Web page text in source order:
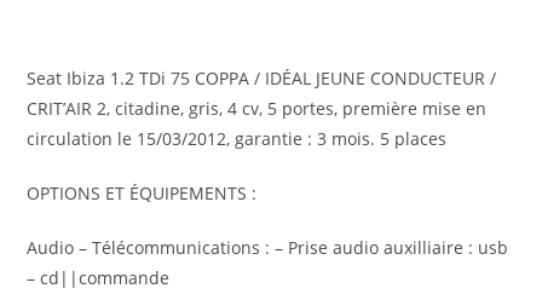
Seat Ibiza 1.2 TDi 75 COPPA / IDÉAL JEUNE CONDUCTEUR /
CRIT’AIR 2, citadine, gris, 4 cv, 5 portes, première mise en
circulation le 15/03/2012, garantie : 3 mois. 5 places
OPTIONS ET ÉQUIPEMENTS :
Audio – Télécommunications : – Prise audio auxilliaire : usb
– cd||commande